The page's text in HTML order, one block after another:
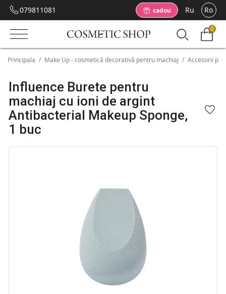
079811081 cadou Ru Ro
0
Principala / Make Up - cosmetică decorativă pentru machiaj / Accesorii
Influence Burete pentru
machiaj cu ioni de argint
Antibacterial Makeup Sponge,
1 buc